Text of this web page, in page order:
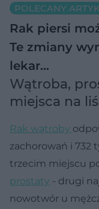
POLECANY
Rak piersi
Te zmiany
lekar…
Wątroba,
miejsca na
Rak wątroby
zachorowań i 732
trzecim miejscu
prostaty - drugi
nowotwór u